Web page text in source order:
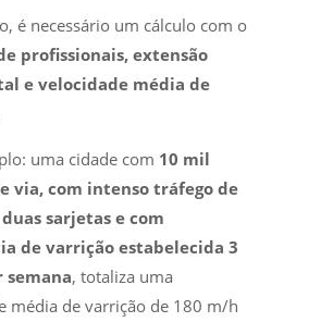
é necessário um cálculo com o
profissionais, extensão
e velocidade média de
uma cidade com 10 mil
via, com intenso tráfego de
sarjetas e com
de varrição estabelecida 3
semana, totaliza uma
média de varrição de 180 m/h